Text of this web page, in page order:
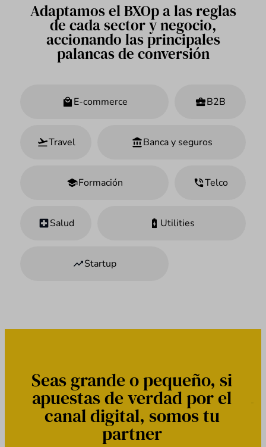
Adaptamos el BXOp a las reglas
de cada sector y negocio,
accionando las principales
palancas de conversión
E-commerce B2B
Banca y seguros
Travel
Formación Telco
Utilities
Salud
Startup
Seas grande o pequeño, si
apuestas de verdad por el
canal digital, somos tu
partner